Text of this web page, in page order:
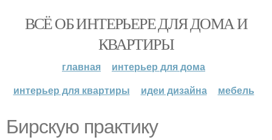
ВСЁ ОБ ИНТЕРЬЕРЕ ДЛЯ ДОМА И
КВАРТИРЫ
главная
интерьер для дома
интерьер для квартиры
идеи дизайна мебель
Бирскую практику